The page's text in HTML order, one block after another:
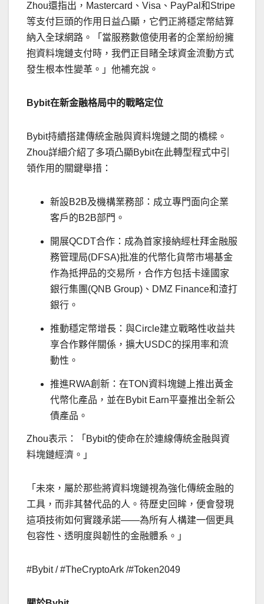
Zhou還指出，Mastercard、Visa、PayPal和Stripe
等支付巨頭的作用日益凸顯，它們正將穩定幣結算
納入全球網路。「當服務數億使用者的企業紛紛擁
抱資料塊鏈支付時，我們正目睹全球資金流動方式
發生根本性變革。」他補充說。
Bybit在新金融格局中的戰略定位
Bybit持續搭建傳統金融與資料塊鏈之間的橋樑。
Zhou詳細介紹了多項凸顯Bybit在此轉型程式中引
領作用的關鍵舉措：
新設B2B及機構業務部：成立專門面向企業
客戶的B2B部門。
開展QCDT合作：成為首家接納經杜拜金融服
務管理局(DFSA)批准的代幣化貨幣市場基金
作為抵押品的交易所，合作方包括卡達國家
銀行集團(QNB Group)、DMZ Finance和渣打
銀行。
推動穩定幣增長：與Circle建立戰略性收益共
享合作夥伴關係，擴大USDC的採用率和流
動性。
推進RWA創新：在TON資料塊鏈上推出黃金
代幣化產品，並在Bybit Earn平臺推出全新公
債產品。
Zhou表示：「Bybit的使命在於連線傳統金融與資
料塊鏈經濟。」
「未來，屬於那些將資料塊鏈視為強化傳統金融的
工具，而非其替代品的人。待歷史回眸，便會發現
這項技術如何實踐承諾——為所有人構建一個更具
包容性、透明度與韌性的金融體系。」
#Bybit / #TheCryptoArk /#Token2049